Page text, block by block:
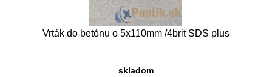
Vrták do betónu o 5x110mm /4brit SDS plus
skladom